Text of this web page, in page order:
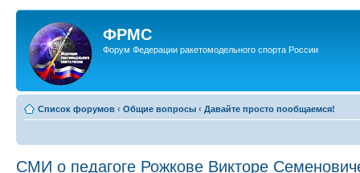
ФРМС
Форум Федерации ракетомодельного спорта России
Список форумов ‹ Общие вопросы ‹ Давайте просто пообщаемся!
СМИ о педагоге Рожкове Викторе